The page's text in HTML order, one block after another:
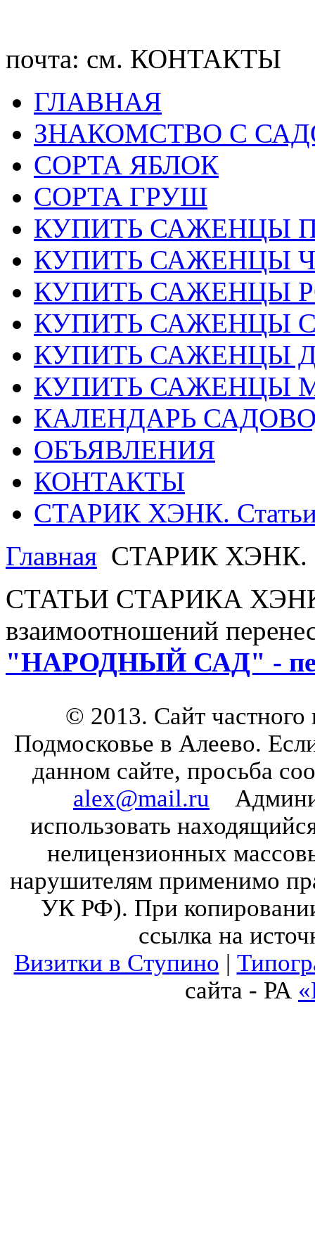
почта: см. КОНТАКТЫ
ГЛАВНАЯ
ЗНАКОМСТВО С
CОРТА ЯБЛОК
СОРТА ГРУШ
КУПИТЬ САЖЕНЦЫ
КУПИТЬ САЖЕНЦЫ
КУПИТЬ САЖЕНЦЫ
КУПИТЬ САЖЕНЦЫ
КУПИТЬ САЖЕНЦЫ
КУПИТЬ САЖЕНЦЫ
КАЛЕНДАРЬ
ОБЪЯВЛЕНИЯ
КОНТАКТЫ
СТАРИК ХЭНК.
Главная СТАРИК ХЭНК.
СТАТЬИ СТАРИКА
взаимоотношений
"НАРОДНЫЙ САД" -
© 2013. Сайт частного
Подмосковье в Алеево.
данном сайте, просьба
alex@mail.ru
использовать
нелицензионных
нарушителям применимо
УК РФ). При копировании
ссылка на
Визитки в Ступино |
сайта - РА